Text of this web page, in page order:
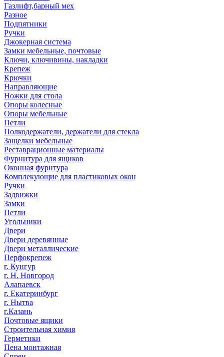
Газлифт,барный мех
Разное
Подпятники
Ручки
Джокерная система
Замки мебельные, почтовые
Ключи, ключивины, накладки
Крепеж
Крючки
Направляющие
Ножки для стола
Опоры колесные
Опоры мебельные
Петли
Полкодержатели, держатели для стекла
Защелки мебельные
Реставрационные материалы
Фурнитура для ящиков
Оконная фурнтура
Комплекующие для пластиковых окон
Ручки
Задвижки
Замки
Петли
Угольники
Двери
Двери деревянные
Двери металлические
Перфокрепеж
г. Кунгур
г. Н. Новгород
Алапаевск
г. Екатеринбург
г. Нытва
г.Казань
Почтовые ящики
Строительная химия
Герметики
Пена монтажная